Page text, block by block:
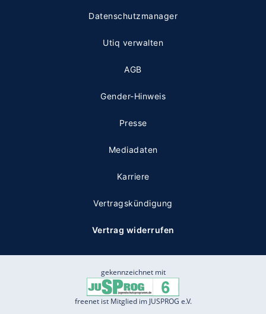
Datenschutzmanager
Utiq verwalten
AGB
Gender-Hinweis
Presse
Mediadaten
Karriere
Vertragskündigung
Vertrag widerrufen
gekennzeichnet mit
freenet ist Mitglied im JUSPROG e.V.